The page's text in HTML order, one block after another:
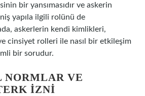
bir yansımasıdır ve askerin
yapıla ilgili rolünü de
askerlerin kendi kimlikleri,
cinsiyet rolleri ile nasıl bir etkileşim
bir sorudur.
NORMLAR VE
İZNI